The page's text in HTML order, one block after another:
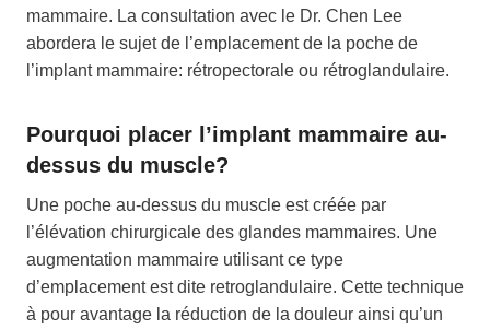
mammaire. La consultation avec le Dr. Chen Lee
abordera le sujet de l’emplacement de la poche de
l’implant mammaire: rétropectorale ou rétroglandulaire.
Pourquoi placer l’implant mammaire au-
dessus du muscle?
Une poche au-dessus du muscle est créée par
l’élévation chirurgicale des glandes mammaires. Une
augmentation mammaire utilisant ce type
d’emplacement est dite retroglandulaire. Cette technique
à pour avantage la réduction de la douleur ainsi qu’un